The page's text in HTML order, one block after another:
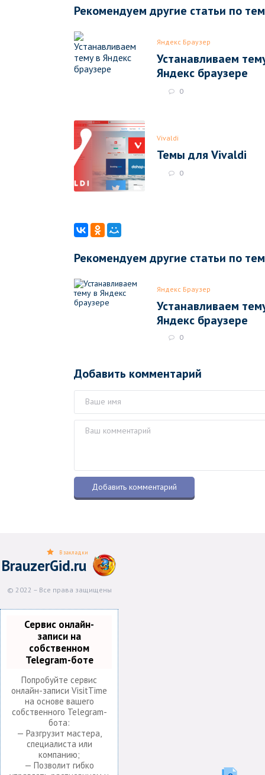
Рекомендуем другие статьи по
Яндекс Браузер
Устанавливаем
Яндекс браузере
0
Vivaldi
Темы для Vivaldi
0
Рекомендуем другие статьи по
Яндекс Браузер
Устанавливаем
Яндекс браузере
0
Добавить комментарий
BrauzerGid.ru
© 2022 – Все права защищены
Сервис онлайн-
записи на
собственном
Telegram-боте
Попробуйте сервис
онлайн-записи VisitTime
на основе вашего
собственного Telegram-
бота:
— Разгрузит мастера,
специалиста или
компанию;
— Позволит гибко
В закладки